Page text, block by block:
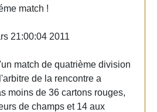
match !
21:00:04 2011
match de quatrième division
de la rencontre a
moins de 36 cartons rouges,
de champs et 14 aux